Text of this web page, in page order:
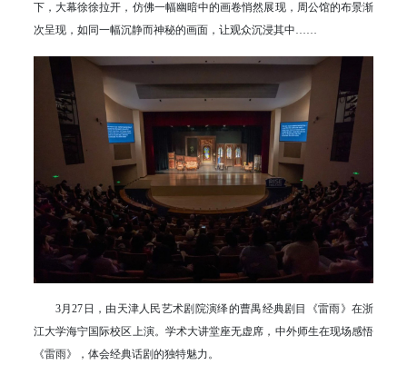
下，大幕徐徐拉开，仿佛一幅幽暗中的画卷悄然展现，周公馆的布景渐
次呈现，如同一幅沉静而神秘的画面，让观众沉浸其中……
3月27日，由天津人民艺术剧院演绎的曹禺经典剧目《雷雨》在浙
江大学海宁国际校区上演。学术大讲堂座无虚席，中外师生在现场感悟
《雷雨》，体会经典话剧的独特魅力。